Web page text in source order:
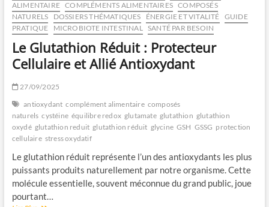
ALIMENTAIRE COMPLÉMENTS ALIMENTAIRES COMPOSÉS
NATURELS
DOSSIERS THÉMATIQUES ÉNERGIE ET VITALITÉ GUIDE
PRATIQUE
MICROBIOTE INTESTINAL SANTÉ PAR BESOIN
Le Glutathion Réduit : Protecteur
Cellulaire et Allié Antioxydant
27/09/2025
antioxydant complément alimentaire composés
naturels cystéine équilibre redox glutamate glutathion glutathion
oxydé glutathion reduit glutathion réduit glycine GSH GSSG protection
cellulaire stress oxydatif
Le glutathion réduit représente l’un des antioxydants les plus
puissants produits naturellement par notre organisme. Cette
molécule essentielle, souvent méconnue du grand public, joue
pourtant…